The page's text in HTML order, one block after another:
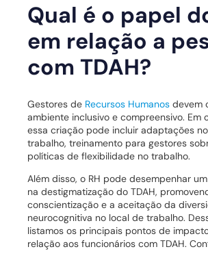
Qual é o papel
em relação a
com TDAH?
Gestores de Recursos Humanos devem
ambiente inclusivo e compreensivo. Em
essa criação pode incluir adaptações
trabalho, treinamento para gestores
políticas de flexibilidade no trabalho.
Além disso, o RH pode desempenhar
na destigmatização do TDAH,
conscientização e a aceitação da
neurocognitiva no local de trabalho.
listamos os principais pontos de
relação aos funcionários com TDAH.